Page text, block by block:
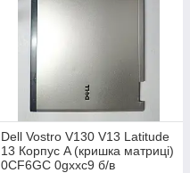
Dell Vostro V130 V13 Latitude
13 Корпус A (кришка матриці)
0CF6GC 0gxxc9 б/в